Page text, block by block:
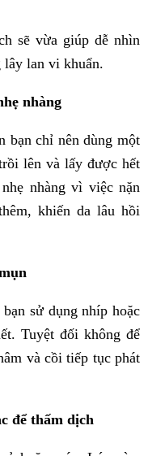
sẽ vừa giúp dễ nhìn
lây lan vi khuẩn.
nhàng
bạn chỉ nên dùng một
lên và lấy được hết
nhàng vì việc nặn
khiến da lâu hồi
sử dụng nhíp hoặc
Tuyệt đối không để
và cồi tiếp tục phát
để thấm dịch